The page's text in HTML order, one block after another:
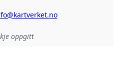
oppgitt